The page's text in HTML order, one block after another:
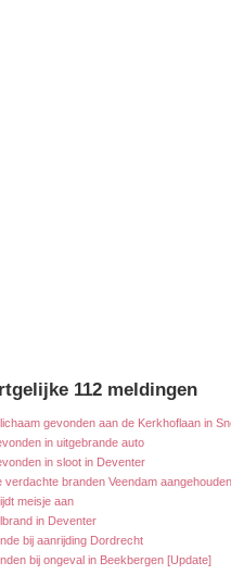
112 meldingen
gevonden aan de Kerkhoflaan in
in uitgebrande auto
in sloot in Deventer
verdachte branden Veendam aangehouden
meisje aan
in Deventer
bij aanrijding Dordrecht
bij ongeval in Beekbergen [Update]